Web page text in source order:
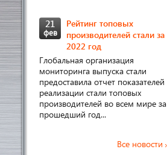
21
фев
Рейтинг топовых
производителей стали за
2022 год
Глобальная организация
мониторинга выпуска стали
предоставила отчет показателей
реализации стали топовых
производителей во всем мире за
прошедший год...
Все новости